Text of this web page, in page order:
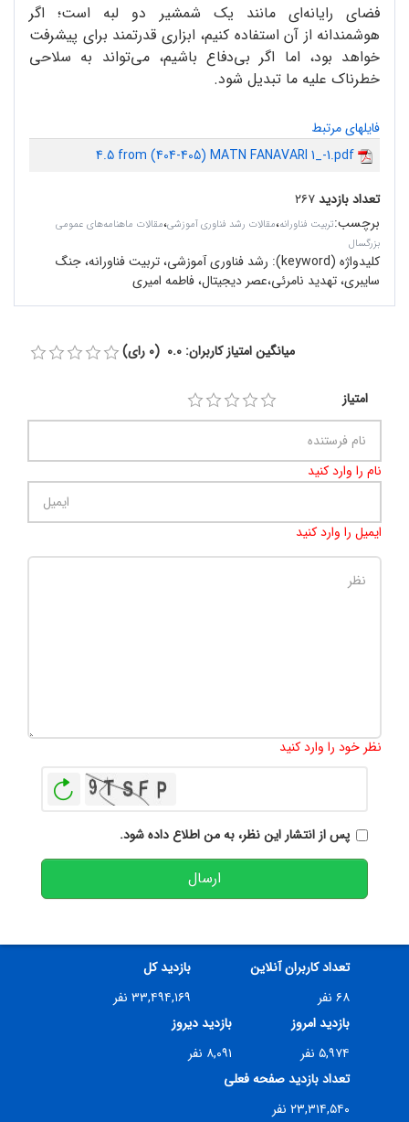
فضای رایانه‌ای مانند یک شمشیر دو لبه است؛ اگر
هوشمندانه از آن استفاده کنیم، ابزاری قدرتمند برای پیشرفت
خواهد بود، اما اگر بی‌دفاع باشیم، می‌تواند به سلاحی
خطرناک علیه ما تبدیل شود.
فایلهای مرتبط
4.5 from (404-405) MATN FANAVARI 1_-1.pdf
تعداد بازدید۲۶۷
برچسب:تربیت فناورانه،مقالات رشد فناوری آموزشی،مقالات ماهنامه‌های عمومی
بزرگسال
کلیدواژه (keyword):
رشد فناوری آموزشی، تربیت فناورانه، جنگ
سایبری، تهدید نامرئی،عصر دیجیتال، فاطمه امیری
میانگین امتیاز کاربران: 0.0 (0 رای)
امتیاز
نام را وارد کنید
ایمیل را وارد کنید
نظر خود را وارد کنید
پس از انتشار این نظر، به من اطلاع داده شود.
ارسال
تعداد کاربران آنلاین
۶۸ نفر
بازدید کل
۳۳,۴۹۴,۱۶۹ نفر
بازدید امروز
۵,۹۷۴ نفر
بازدید دیروز
۸,۰۹۱ نفر
تعداد بازدید صفحه فعلی
۲۳,۳۱۴,۵۴۰ نفر